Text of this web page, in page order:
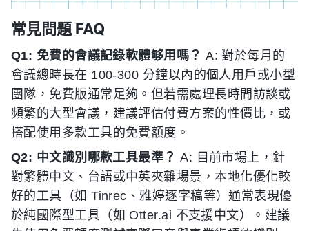
常見問題 FAQ
Q1: 免費的會議記錄軟體够用嗎？ A: 對於每月的
會議總時長在 100-300 分鐘以內的個人用戶或小型
團隊，免費版通常足夠。但若需處理長時間訪談或
頻繁的大型會議，建議評估付費方案的性價比，或
搭配使用多款工具的免費額度。
Q2: 中文識別哪款工具最準？ A: 目前市場上，針
對繁體中文、台語或中英夾雜場景，本地化優化較
好的工具（如 Tinrec、雅婷逐字稿等）通常表現優
於純國際型工具（如 Otter.ai 不支援中文）。建議